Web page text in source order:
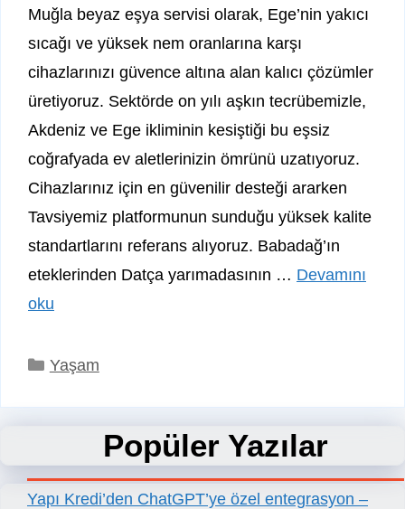
Muğla beyaz eşya servisi olarak, Ege’nin yakıcı
sıcağı ve yüksek nem oranlarına karşı
cihazlarınızı güvence altına alan kalıcı çözümler
üretiyoruz. Sektörde on yılı aşkın tecrübemizle,
Akdeniz ve Ege ikliminin kesiştiği bu eşsiz
coğrafyada ev aletlerinizin ömrünü uzatıyoruz.
Cihazlarınız için en güvenilir desteği ararken
Tavsiyemiz platformunun sunduğu yüksek kalite
standartlarını referans alıyoruz. Babadağ’ın
eteklerinden Datça yarımadasının … Devamını
oku
Kategoriler
Yaşam
Popüler Yazılar
Yapı Kredi’den ChatGPT’ye özel entegrasyon –